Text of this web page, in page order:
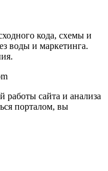
кода, схемы и
воды и маркетинга.
работы сайта и анализа
порталом, вы